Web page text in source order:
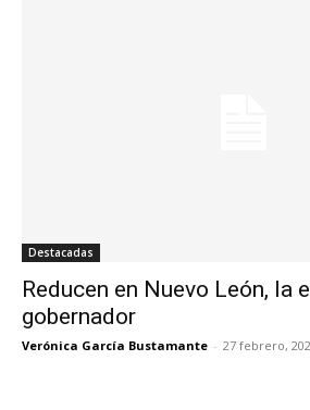
Destacadas
Reducen en Nuevo León, la
gobernador
Verónica García Bustamante - 27 febrero,